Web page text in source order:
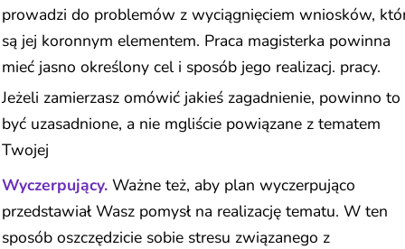
prowadzi do problemów z wyciągnięciem wniosków,
są jej koronnym elementem. Praca magisterka powinna
mieć jasno określony cel i sposób jego realizacj. pracy.
Jeżeli zamierzasz omówić jakieś zagadnienie, powinno to
być uzasadnione, a nie mgliście powiązane z tematem
Twojej
Wyczerpujący. Ważne też, aby plan wyczerpująco
przedstawiał Wasz pomysł na realizację tematu. W ten
sposób oszczędzicie sobie stresu związanego z